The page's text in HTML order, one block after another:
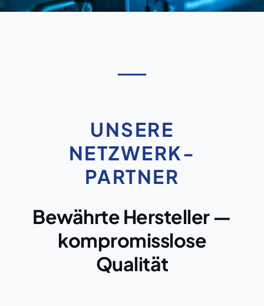
UNSERE
NETZWERK-
PARTNER
Bewährte Hersteller —
kompromisslose
Qualität